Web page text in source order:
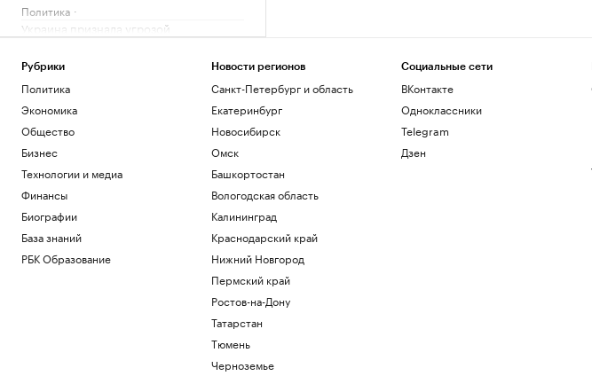
Политика
Украина признала угрозой
нацбезопасности актрису из сериала
«СашаТаня»
Политика
Reuters раскрыл одну из крупнейших
уступок Ирану в конфликте с США
Политика
Рубрики
Политика
Экономика
Общество
Бизнес
Технологии и медиа
Финансы
Биографии
База знаний
РБК Образование
Новости регионов
Санкт-Петербург и область
Екатеринбург
Новосибирск
Омск
Башкортостан
Вологодская область
Калининград
Краснодарский край
Нижний Новгород
Пермский край
Ростов-на-Дону
Татарстан
Тюмень
Черноземье
Социальные сети
ВКонтакте
Одноклассники
Telegram
Дзен